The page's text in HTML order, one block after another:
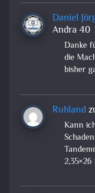
Daniel
Andra 40
Danke
die
bisher
Ruhland
Kann